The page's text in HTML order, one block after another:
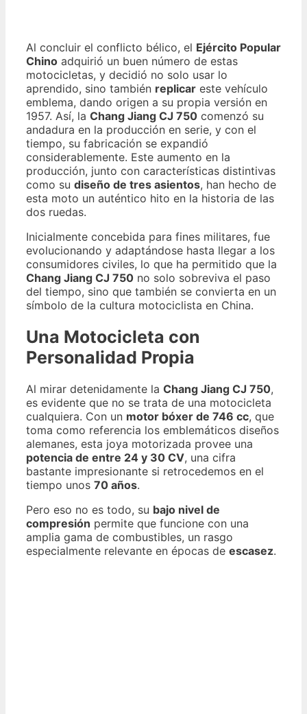
Al concluir el conflicto bélico, el Ejército Popular
Chino adquirió un buen número de estas
motocicletas, y decidió no solo usar lo
aprendido, sino también replicar este vehículo
emblema, dando origen a su propia versión en
1957. Así, la Chang Jiang CJ 750 comenzó su
andadura en la producción en serie, y con el
tiempo, su fabricación se expandió
considerablemente. Este aumento en la
producción, junto con características distintivas
como su diseño de tres asientos, han hecho de
esta moto un auténtico hito en la historia de las
dos ruedas.
Inicialmente concebida para fines militares, fue
evolucionando y adaptándose hasta llegar a los
consumidores civiles, lo que ha permitido que la
Chang Jiang CJ 750 no solo sobreviva el paso
del tiempo, sino que también se convierta en un
símbolo de la cultura motociclista en China.
Una Motocicleta con
Personalidad Propia
Al mirar detenidamente la Chang Jiang CJ 750,
es evidente que no se trata de una motocicleta
cualquiera. Con un motor bóxer de 746 cc, que
toma como referencia los emblemáticos diseños
alemanes, esta joya motorizada provee una
potencia de entre 24 y 30 CV, una cifra
bastante impresionante si retrocedemos en el
tiempo unos 70 años.
Pero eso no es todo, su bajo nivel de
compresión permite que funcione con una
amplia gama de combustibles, un rasgo
especialmente relevante en épocas de escasez.